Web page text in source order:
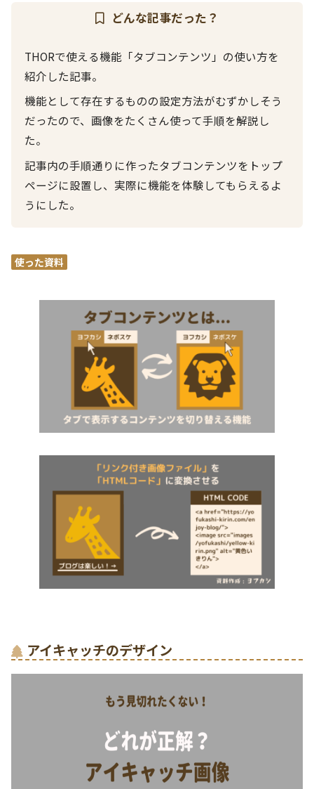
どんな記事だった？
THORで使える機能「タブコンテンツ」の使い方を
紹介した記事。
機能として存在するものの設定方法がむずかしそう
だったので、画像をたくさん使って手順を解説し
た。
記事内の手順通りに作ったタブコンテンツをトップ
ページに設置し、実際に機能を体験してもらえるよ
うにした。
使った資料
アイキャッチのデザイン